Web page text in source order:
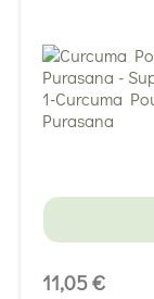
11,05 €